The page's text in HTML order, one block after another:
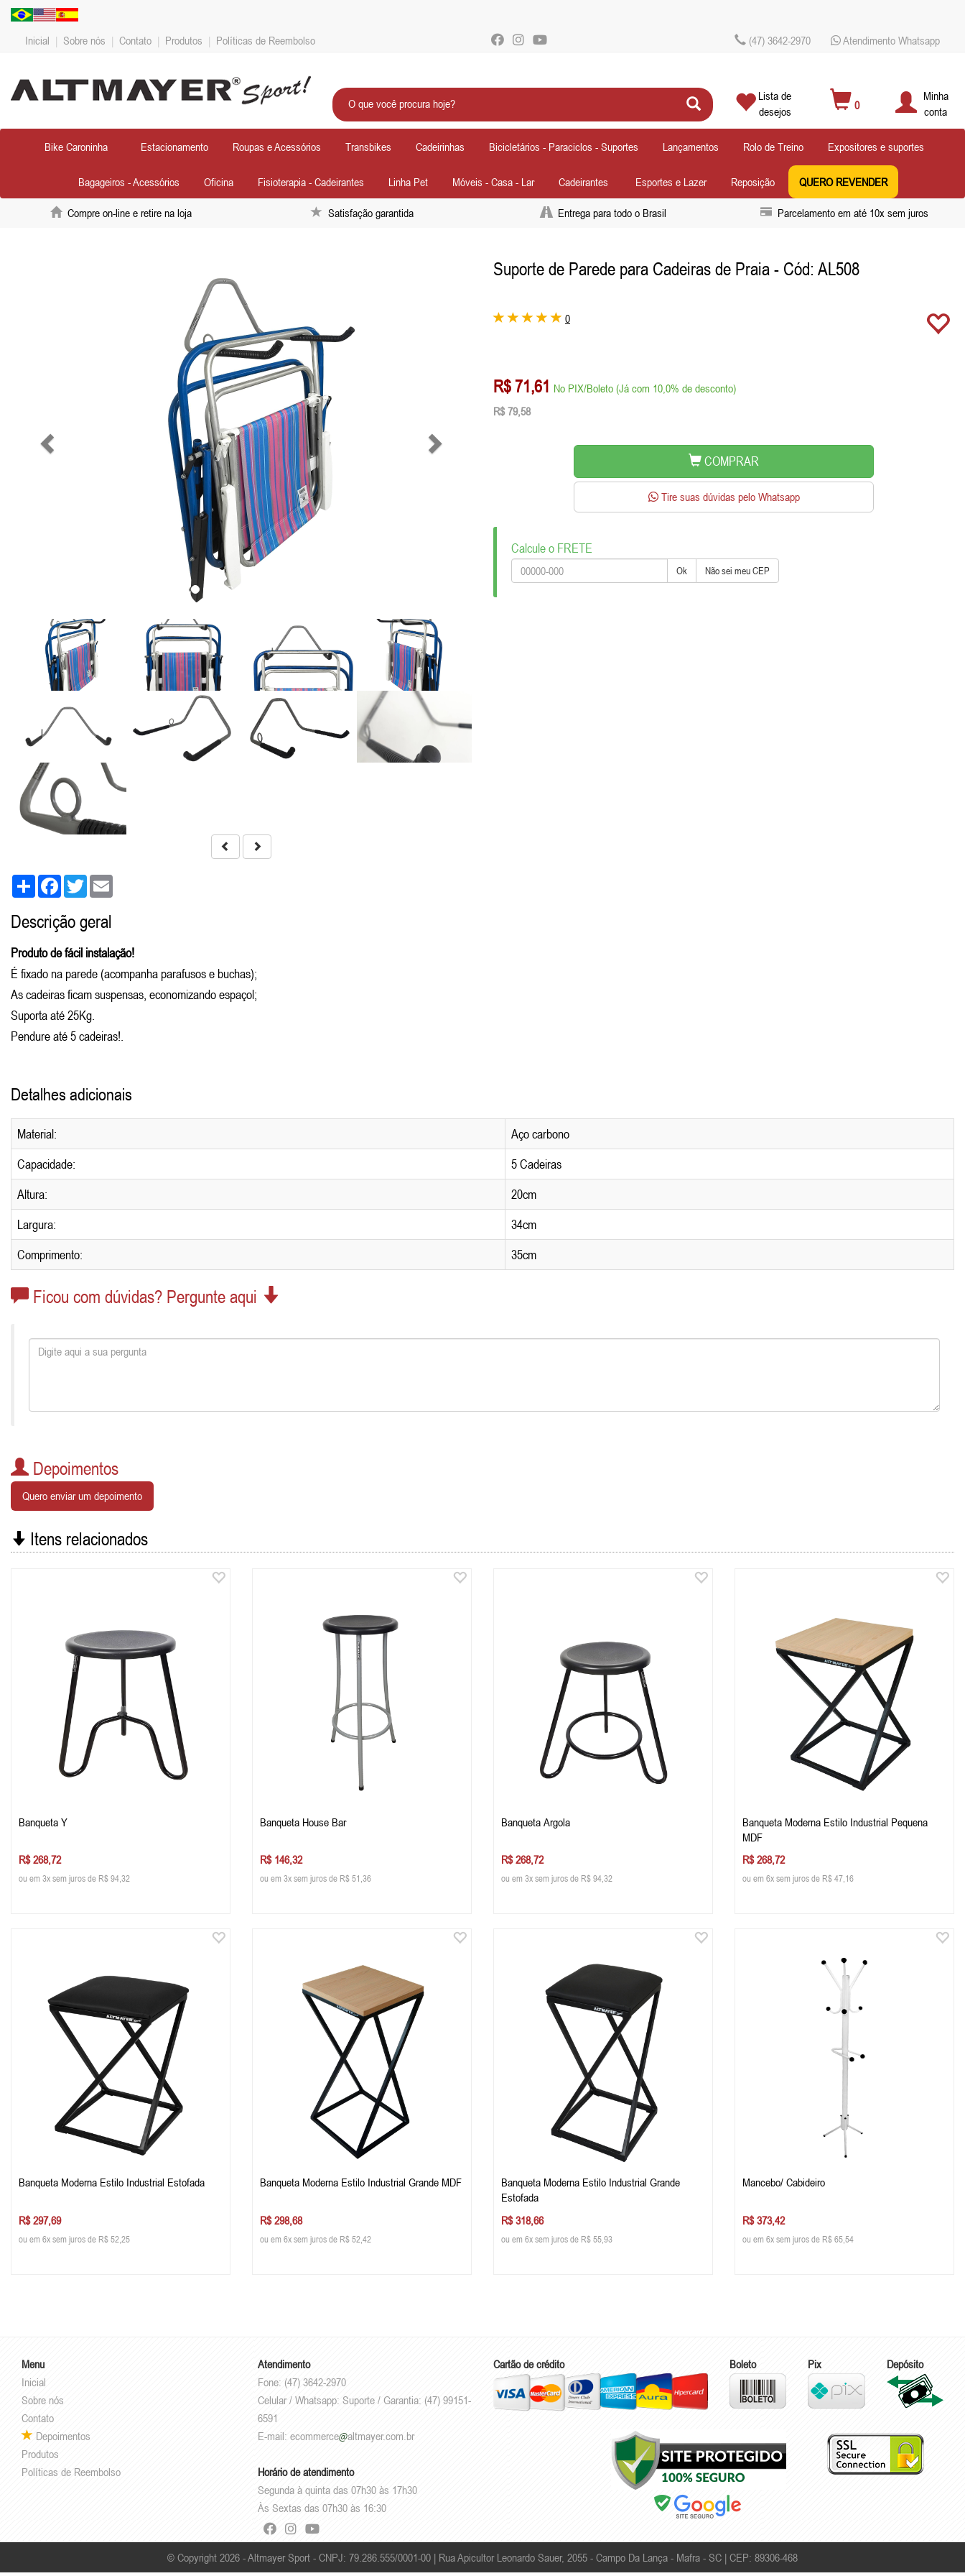
Inicial | Sobre nós | Contato | Produtos | Políticas de Reembolso (47) 3642-2970 Atendimento Whatsapp
Lista de
desejos
0
Minha
conta
Bike Caroninha Estacionamento Roupas e Acessórios Transbikes Cadeirinhas Bicicletários - Paraciclos - Suportes Lançamentos Rolo de Treino Expositores e suportes
Bagageiros - Acessórios Oficina Fisioterapia - Cadeirantes Linha Pet Móveis - Casa - Lar Cadeirantes Esportes e Lazer Reposição QUERO REVENDER
Compre on-line e retire na loja Satisfação garantida Entrega para todo o Brasil Parcelamento em até 10x sem juros
Suporte de Parede para Cadeiras de Praia - Cód: AL508
0
R$ 71,61 No PIX/Boleto (Já com 10,0% de desconto)
R$ 79,58
COMPRAR
Tire suas dúvidas pelo Whatsapp
Calcule o FRETE
Ok Não sei meu CEP
Share FacebookTwitter
Descrição geral
Produto de fácil instalação!
É fixado na parede (acompanha parafusos e buchas);
As cadeiras ficam suspensas, economizando espaçol;
Suporta até 25Kg.
Pendure até 5 cadeiras!.
Detalhes adicionais
Material:
Aço carbono
Capacidade:
5 Cadeiras
Altura:
20cm
Largura:
34cm
Comprimento:
35cm
Ficou com dúvidas? Pergunte aqui
Depoimentos
Quero enviar um depoimento
Itens relacionados
Banqueta Y
R$ 268,72
ou em 3x sem juros de R$ 94,32
Banqueta House Bar
R$ 146,32
ou em 3x sem juros de R$ 51,36
Banqueta Argola
R$ 268,72
ou em 3x sem juros de R$ 94,32
Banqueta Moderna Estilo Industrial Pequena
MDF
R$ 268,72
ou em 6x sem juros de R$ 47,16
Banqueta Moderna Estilo Industrial Estofada
R$ 297,69
ou em 6x sem juros de R$ 52,25
Banqueta Moderna Estilo Industrial Grande MDF
R$ 298,68
ou em 6x sem juros de R$ 52,42
Banqueta Moderna Estilo Industrial Grande
Estofada
R$ 318,66
ou em 6x sem juros de R$ 55,93
Mancebo/ Cabideiro
R$ 373,42
ou em 6x sem juros de R$ 65,54
Menu
Inicial
Sobre nós
Contato
Depoimentos
Produtos
Políticas de Reembolso
Atendimento
Fone: (47) 3642-2970
Celular / Whatsapp: Suporte / Garantia: (47) 99151-
6591
E-mail: ecommerce altmayer.com.br
Horário de atendimento
Segunda à quinta das 07h30 às 17h30
Às Sextas das 07h30 às 16:30
Cartão de crédito Boleto Pix Depósito
© Copyright 2026 - Altmayer Sport - CNPJ: 79.286.555/0001-00 | Rua Apicultor Leonardo Sauer, 2055 - Campo Da Lança - Mafra - SC | CEP: 89306-468